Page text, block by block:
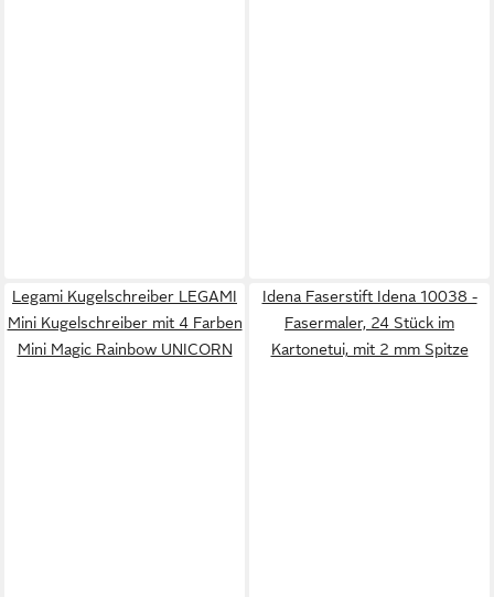
Legami Kugelschreiber LEGAMI
Mini Kugelschreiber mit 4 Farben
Mini Magic Rainbow UNICORN
Idena Faserstift Idena 10038 -
Fasermaler, 24 Stück im
Kartonetui, mit 2 mm Spitze